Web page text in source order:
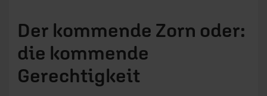
Der kommende Zorn oder:
die kommende
Gerechtigkeit